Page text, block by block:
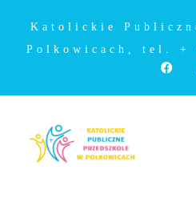
Katolickie
Polkowicach, tel. +